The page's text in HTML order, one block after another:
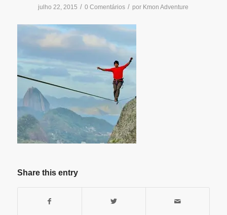
julho 22, 2015 / 0 Comentários / por Kmon Adventure
Share this entry